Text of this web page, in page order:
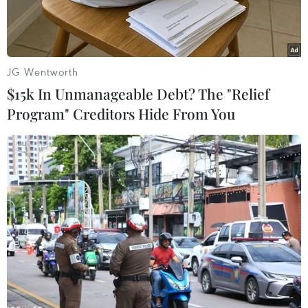
Ảnh minh họa. (Nguồn: en.trend.az)
Chủ tịch Ngân hàng Thế giới (WB) Jim Yong Kim
thông báo sẽ giảm 250 nhân viên. Đây là đợt
giảm nhân viên đầu tiên trong kế hoạch tái tổ
chức lại WB của người đứng đầu thể chế tài
chính này.
JG Wentworth
$15k In Unmanageable Debt? The "Relief
Program" Creditors Hide From You